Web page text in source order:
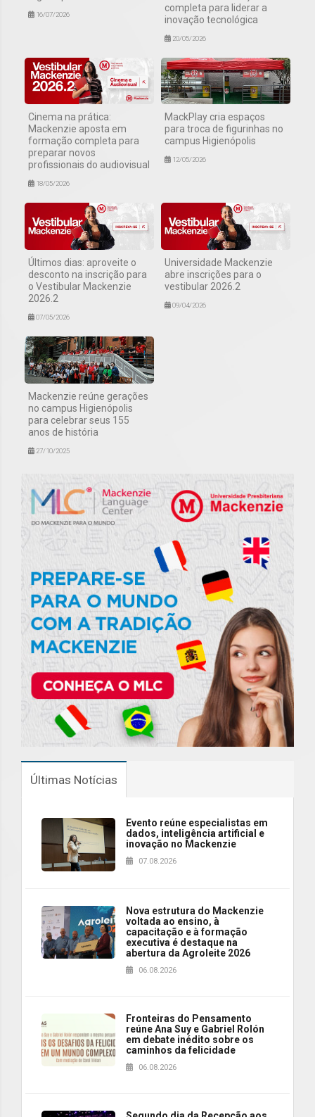
16/07/2026
completa para liderar a
inovação tecnológica
20/05/2026
Cinema na prática:
Mackenzie aposta em
formação completa para
preparar novos
profissionais do audiovisual
18/05/2026
MackPlay cria espaços
para troca de figurinhas no
campus Higienópolis
12/05/2026
Últimos dias: aproveite o
desconto na inscrição para
o Vestibular Mackenzie
2026.2
07/05/2026
Universidade Mackenzie
abre inscrições para o
vestibular 2026.2
09/04/2026
Mackenzie reúne gerações
no campus Higienópolis
para celebrar seus 155
anos de história
27/10/2025
Últimas Notícias
Evento reúne especialistas em
dados, inteligência artificial e
inovação no Mackenzie
07.08.2026
Nova estrutura do Mackenzie
voltada ao ensino, à
capacitação e à formação
executiva é destaque na
abertura da Agroleite 2026
06.08.2026
Fronteiras do Pensamento
reúne Ana Suy e Gabriel Rolón
em debate inédito sobre os
caminhos da felicidade
06.08.2026